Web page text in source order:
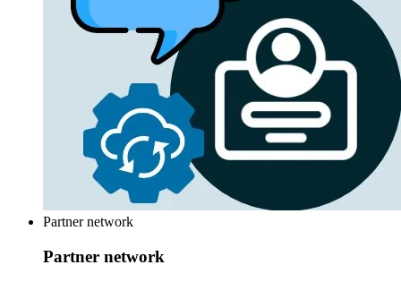
Partner network
Partner network